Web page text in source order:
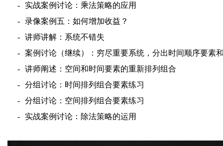
-
实战案例讨论：乘法策略的应用
-
录像案例 五 ：如何增加收益？
-
讲师讲解：系统不错失
-
案例讨论（继续）
：穷尽重要系统，分出时间顺序要素
-
讲师阐述 ：空间和时间要素的重新排列组合
-
分组讨论：时间排列组合要素练习
-
分组讨论：空间排列组合要素练习
-
实战案例讨论 ： 除法策略的运用